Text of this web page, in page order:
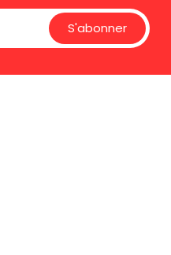
S'abonner